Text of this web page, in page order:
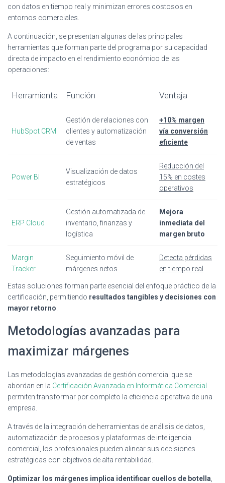
con datos en tiempo real y minimizan errores costosos en
entornos comerciales.
A continuación, se presentan algunas de las principales
herramientas que forman parte del programa por su capacidad
directa de impacto en el rendimiento económico de las
operaciones:
Herramienta Función Ventaja
HubSpot CRM
Gestión de relaciones con
clientes y automatización
de ventas
+10% margen
vía conversión
eficiente
Power BI
Visualización de datos
estratégicos
Reducción del
15% en costes
operativos
ERP Cloud
Gestión automatizada de
inventario, finanzas y
logística
Mejora
inmediata del
margen bruto
Margin
Tracker
Seguimiento móvil de
márgenes netos
Detecta pérdidas
en tiempo real
Estas soluciones forman parte esencial del enfoque práctico de la
certificación, permitiendo resultados tangibles y decisiones con
mayor retorno
Metodologías avanzadas para
maximizar márgenes
Las metodologías avanzadas de gestión comercial que se
abordan en la Certificación Avanzada en Informática Comercial
permiten transformar por completo la eficiencia operativa de una
empresa.
A través de la integración de herramientas de análisis de datos,
automatización de procesos y plataformas de inteligencia
comercial, los profesionales pueden alinear sus decisiones
estratégicas con objetivos de alta rentabilidad.
Optimizar los márgenes implica identificar cuellos de botella